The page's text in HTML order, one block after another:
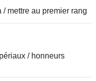
mettre au premier rang
/ honneurs